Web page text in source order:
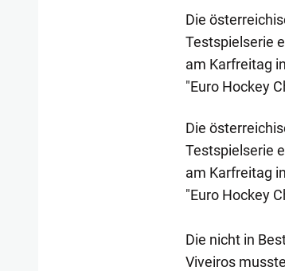
Die
Testspielserie
am Karfreitag
"Euro Hockey
Die
Testspielserie
am Karfreitag
"Euro Hockey
Die nicht in
Viveiros